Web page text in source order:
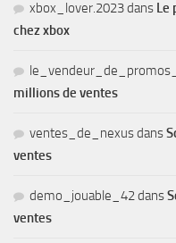
xbox_lover.2023dans Le
chez xbox
millions de ventes
ventes_de_nexusdans
ventes
demo_jouable_42dans
ventes